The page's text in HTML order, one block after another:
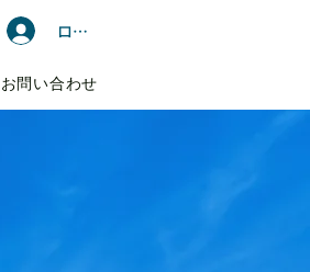
ログイン
お問い合わせ